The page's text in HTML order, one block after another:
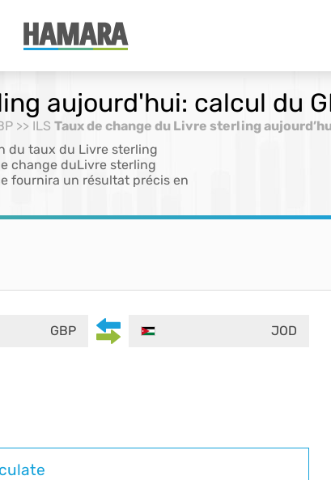
aujourd'hui: calcul du
>> ILS Taux de change du Livre sterling
du taux du Livre sterling
change duLivre sterling
fournira un résultat précis en
GBP JOD